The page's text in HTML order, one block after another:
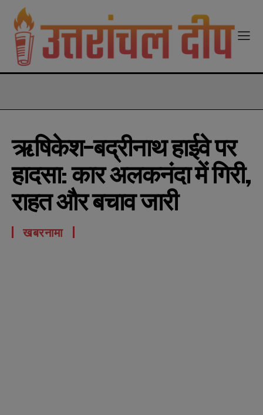
ऋषिकेश-बद्रीनाथ हाईवे पर
हादसा: कार अलकनंदा में गिरी,
राहत और बचाव जारी
खबरनामा